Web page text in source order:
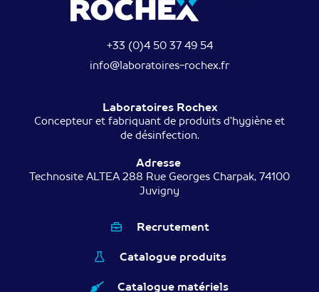
+33 (0)4 50 37 49 54
info@laboratoires-rochex.fr
Laboratoires Rochex
Concepteur et fabriquant de produits d’hygiène et
de désinfection.
Adresse
Technosite ALTEA 288 Rue Georges Charpak, 74100
Juvigny
Recrutement
Catalogue produits
Catalogue matériels